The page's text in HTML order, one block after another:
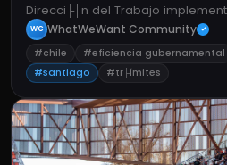
Direcci├│n del Trabajo
eficiencia para reducir tiempos
WC WhatWeWant Community ✓
#chile #eficiencia gubernamental
#santiago
#tr├ímites